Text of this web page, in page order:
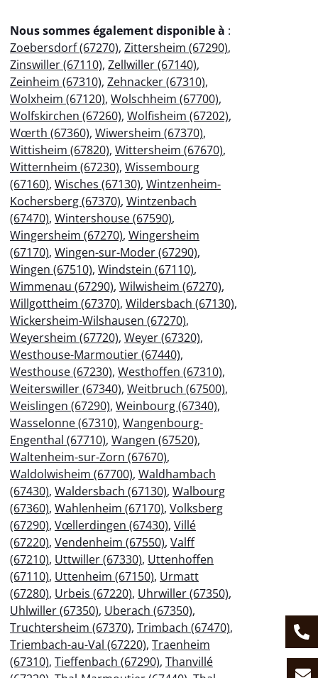
Nous sommes également disponible à :
Zoebersdorf (67270), Zittersheim (67290),
Zinswiller (67110), Zellwiller (67140),
Zeinheim (67310), Zehnacker (67310),
Wolxheim (67120), Wolschheim (67700),
Wolfskirchen (67260), Wolfisheim (67202),
Wœrth (67360), Wiwersheim (67370),
Wittisheim (67820), Wittersheim (67670),
Witternheim (67230), Wissembourg
(67160), Wisches (67130), Wintzenheim-
Kochersberg (67370), Wintzenbach
(67470), Wintershouse (67590),
Wingersheim (67270), Wingersheim
(67170), Wingen-sur-Moder (67290),
Wingen (67510), Windstein (67110),
Wimmenau (67290), Wilwisheim (67270),
Willgottheim (67370), Wildersbach (67130),
Wickersheim-Wilshausen (67270),
Weyersheim (67720), Weyer (67320),
Westhouse-Marmoutier (67440),
Westhouse (67230), Westhoffen (67310),
Weiterswiller (67340), Weitbruch (67500),
Weislingen (67290), Weinbourg (67340),
Wasselonne (67310), Wangenbourg-
Engenthal (67710), Wangen (67520),
Waltenheim-sur-Zorn (67670),
Waldolwisheim (67700), Waldhambach
(67430), Waldersbach (67130), Walbourg
(67360), Wahlenheim (67170), Volksberg
(67290), Vœllerdingen (67430), Villé
(67220), Vendenheim (67550), Valff
(67210), Uttwiller (67330), Uttenhoffen
(67110), Uttenheim (67150), Urmatt
(67280), Urbeis (67220), Uhrwiller (67350),
Uhlwiller (67350), Uberach (67350),
Truchtersheim (67370), Trimbach (67470),
Triembach-au-Val (67220), Traenheim
(67310), Tieffenbach (67290), Thanvillé